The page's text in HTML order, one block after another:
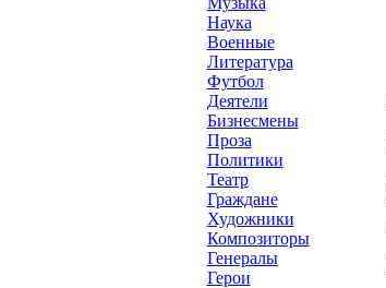
Наука
Военные
Литература
Футбол
Деятели
Бизнесмены
Проза
Политики
Театр
Граждане
Художники
Композиторы
Генералы
Герои